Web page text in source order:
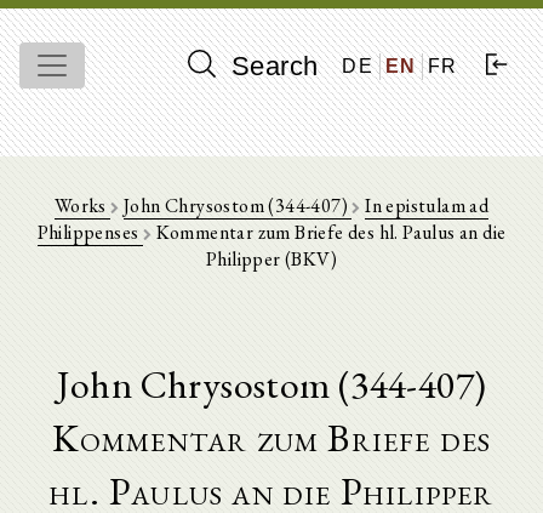
Search DE EN FR
Works John Chrysostom (344-407) In epistulam ad
Philippenses
Kommentar zum Briefe des hl. Paulus an die
Philipper (BKV)
John Chrysostom (344-407)
Kommentar zum Briefe des
hl. Paulus an die Philipper